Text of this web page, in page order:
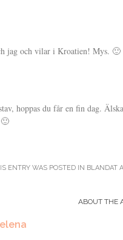
jag och vilar i Kroatien! Mys. 🙂
hoppas du får en fin dag.
ENTRY WAS POSTED IN BLANDAT
ABOUT THE